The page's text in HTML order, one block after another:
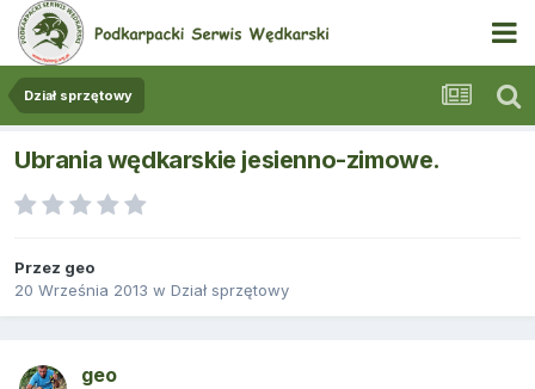
Dział sprzętowy
Ubrania wędkarskie jesienno-zimowe.
Przez geo
20 Września 2013 w Dział sprzętowy
geo